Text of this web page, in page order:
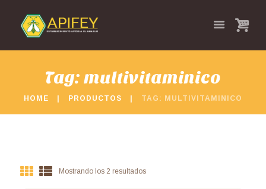
Tag: multivitaminico
HOME PRODUCTOS TAG: MULTIVITAMINICO
Mostrando los 2 resultados